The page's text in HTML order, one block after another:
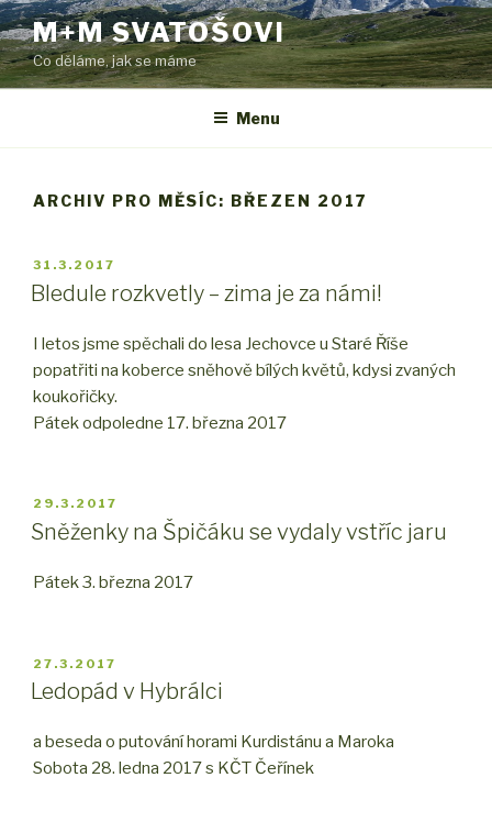
Přejít
k
obsahu
webu
M+M SVATOŠOVI
Co děláme, jak se máme
Menu
ARCHIV PRO MĚSÍC: BŘEZEN 2017
PUBLIKOVÁNO
31.3.2017
Bledule rozkvetly – zima je za námi!
I letos jsme spěchali do lesa Jechovce u Staré Říše
popatřiti na koberce sněhově bílých květů, kdysi zvaných
koukořičky.
Pátek odpoledne 17. března 2017
PUBLIKOVÁNO
29.3.2017
Sněženky na Špičáku se vydaly vstříc jaru
Pátek 3. března 2017
PUBLIKOVÁNO
27.3.2017
Ledopád v Hybrálci
a beseda o putování horami Kurdistánu a Maroka
Sobota 28. ledna 2017 s KČT Čeřínek